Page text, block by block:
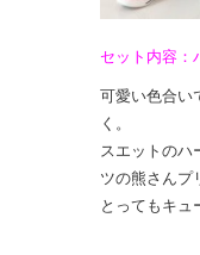
セット内容：
可愛い色合い
く。
スエットのハ
ツの熊さんプ
とってもキュ